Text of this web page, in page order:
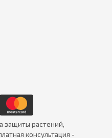
защиты растений,
консультация -